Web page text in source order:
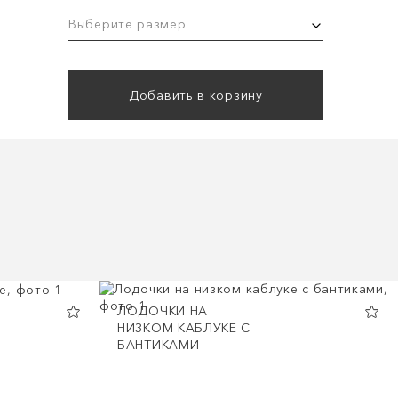
Выберите размер
Добавить в корзину
ЛОДОЧКИ НА
НИЗКОМ КАБЛУКЕ С
БАНТИКАМИ